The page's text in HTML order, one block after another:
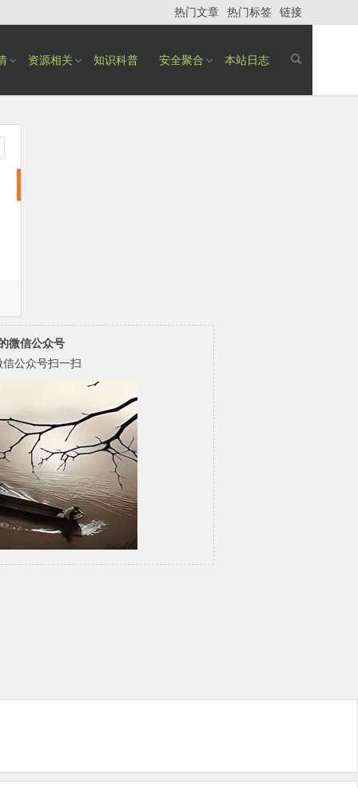
热门文章 热门标签 链接
资源相关 知识科普 安全聚合 本站日志
微信公众号
信公众号扫一扫